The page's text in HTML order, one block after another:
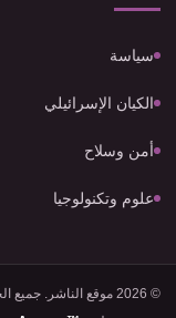
سياسة
الكيان الإسرائيلي
أمن وسلاح
علوم وتكنولوجيا
© 2026 موقع الناشر. جميع الحقوق محفوظة.